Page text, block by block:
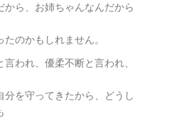
から、お姉ちゃんなんだから
のかもしれません。
われ、優柔不断と言われ、
分を守ってきたから、どうし